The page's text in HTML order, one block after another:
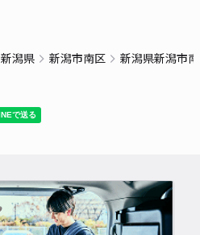
新潟県 新潟市南区 新潟県新潟市